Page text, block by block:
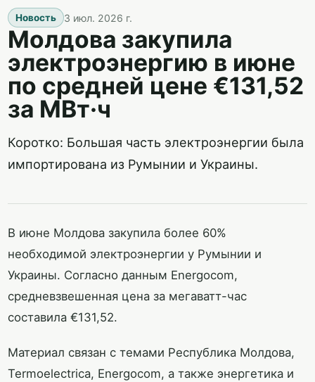
Новость 3 июл. 2026 г.
Молдова закупила
электроэнергию в июне
по средней цене €131,52
за МВт·ч
Коротко: Большая часть электроэнергии была
импортирована из Румынии и Украины.
В июне Молдова закупила более 60%
необходимой электроэнергии у Румынии и
Украины. Согласно данным Energocom,
средневзвешенная цена за мегаватт-час
составила €131,52.
Материал связан с темами Республика Молдова,
Termoelectrica, Energocom, а также энергетика и